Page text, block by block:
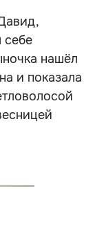
себе
нашёл
и показала